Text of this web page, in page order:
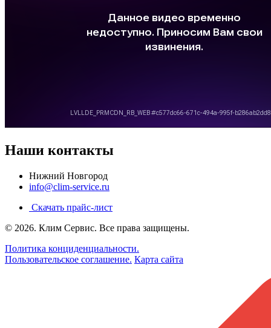
Наши контакты
Нижний Новгород
info@clim-service.ru
Скачать прайс-лист
© 2026. Клим Сервис. Все права защищены.
Политика конциденциальности.
Пользовательское соглашение. Карта сайта